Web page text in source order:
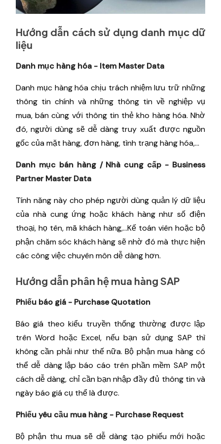
Hướng dẫn cách sử dụng danh mục dữ
liệu
Danh mục hàng hóa - Item Master Data
Danh mục hàng hóa chịu trách nhiệm lưu trữ những
thông tin chính và những thông tin về nghiệp vụ
mua, bán cùng với thông tin thẻ kho hàng hóa. Nhờ
đó, người dùng sẽ dễ dàng truy xuất được nguồn
gốc của mặt hàng, đơn hàng, tình trạng hàng hóa,...
Danh mục bán hàng / Nhà cung cấp - Business
Partner Master Data
Tính năng này cho phép người dùng quản lý dữ liệu
của nhà cung ứng hoặc khách hàng như số điện
thoại, họ tên, mã khách hàng,...Kế toán viên hoặc bộ
phận chăm sóc khách hàng sẽ nhờ đó mà thực hiện
các công việc chuyên môn dễ dàng hơn.
Hướng dẫn phân hệ mua hàng SAP
Phiếu báo giá - Purchase Quotation
Báo giá theo kiểu truyền thống thường được lập
trên Word hoặc Excel, nếu bạn sử dụng SAP thì
không cần phải như thế nữa. Bộ phận mua hàng có
thể dễ dàng lập báo cáo trên phần mềm SAP một
cách dễ dàng, chỉ cần bạn nhập đầy đủ thông tin và
ngày báo giá cụ thể là được.
Phiếu yêu cầu mua hàng - Purchase Request
Bộ phận thu mua sẽ dễ dàng tạo phiếu mới hoặc